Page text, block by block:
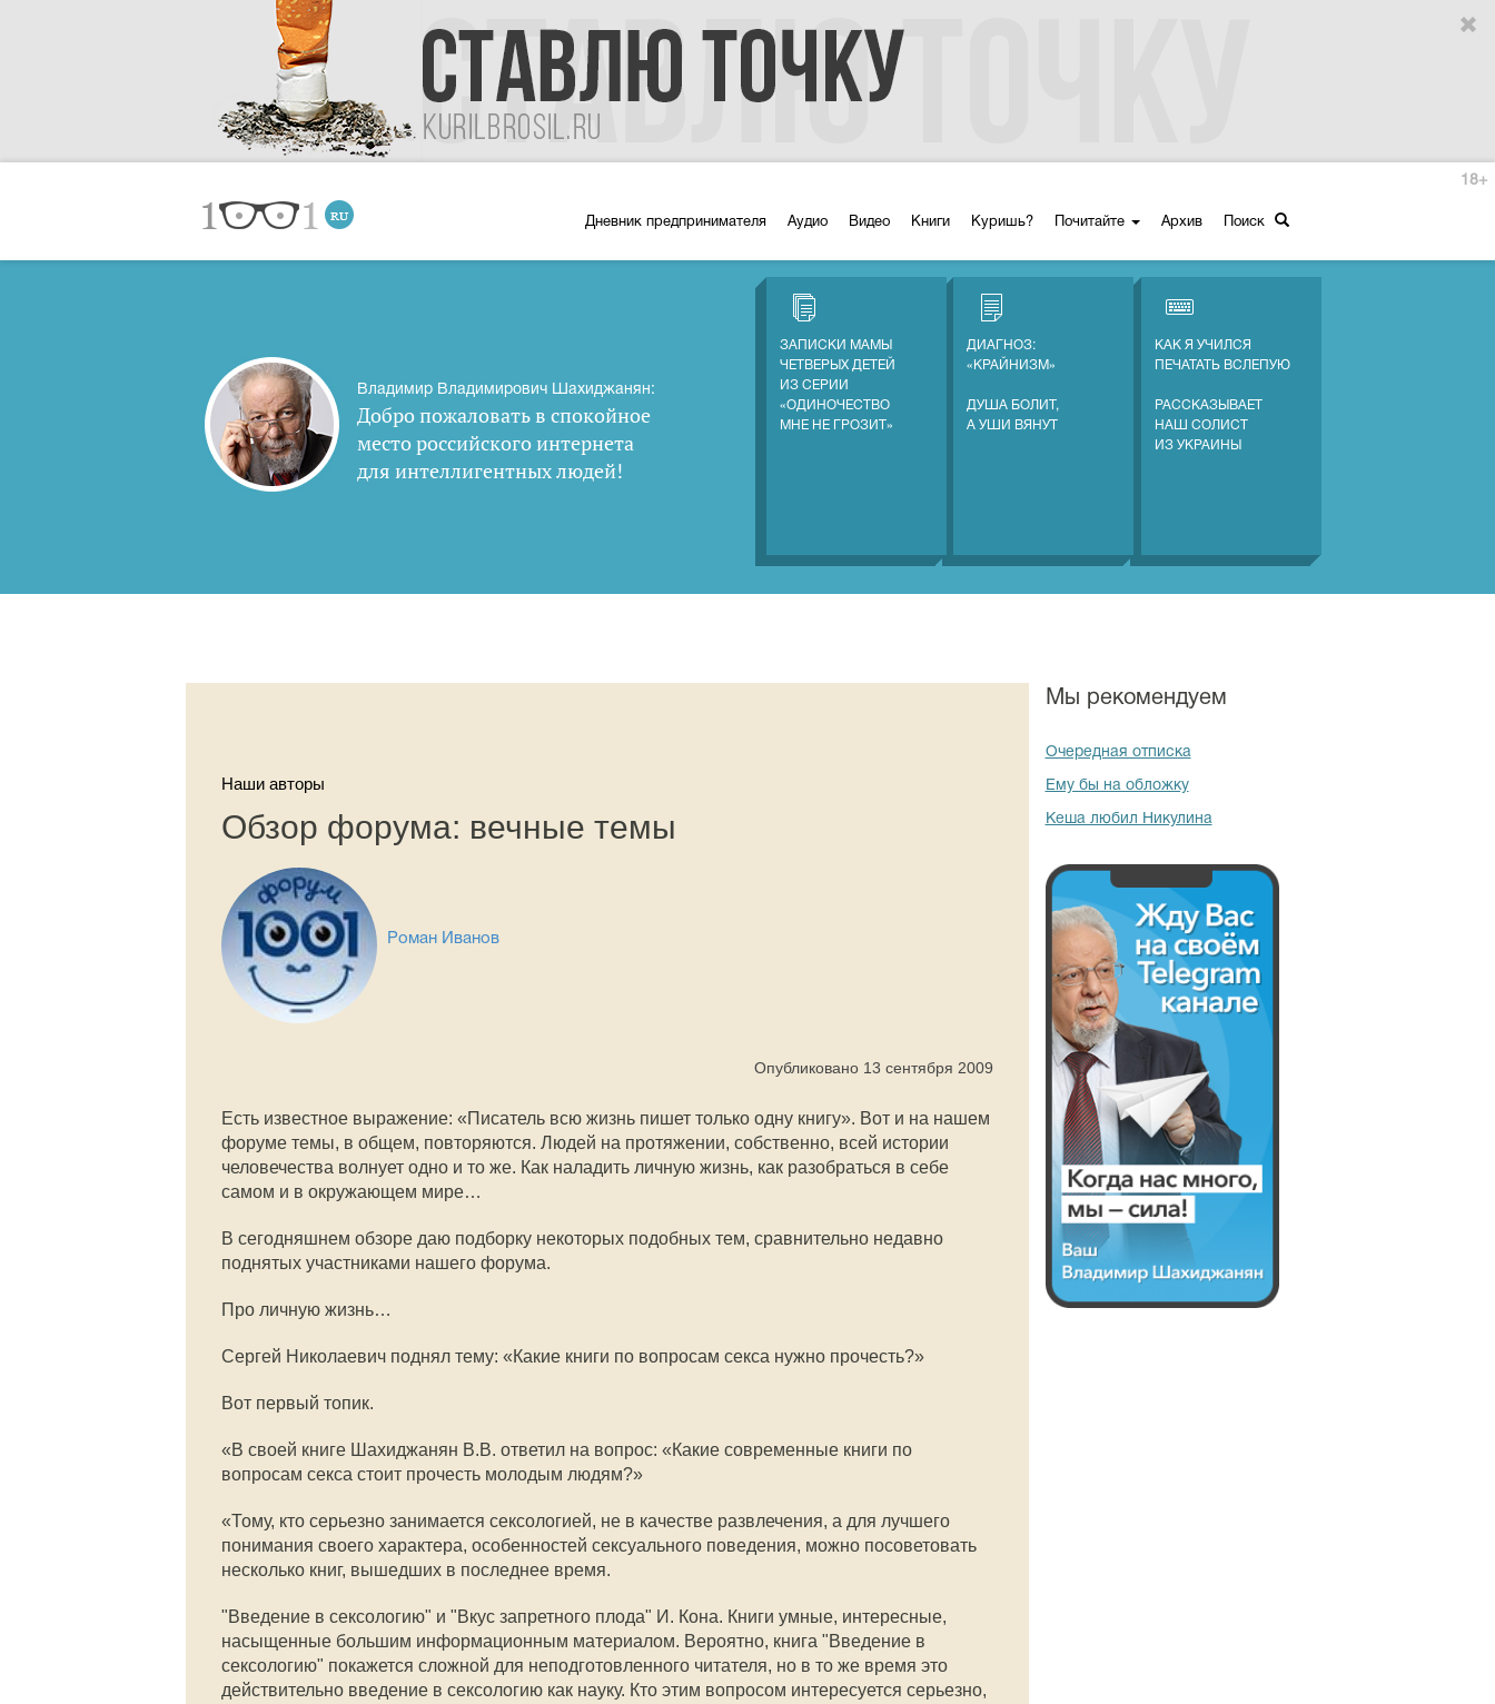
Дневник предпринимателя Аудио Видео Книги Куришь? Почитайте Архив Поиск
18+
Владимир Владимирович Шахиджанян:
Добро пожаловать в спокойное
место российского интернета
для интеллигентных людей!
ЗАПИСКИ МАМЫ
ЧЕТВЕРЫХ ДЕТЕЙ
ИЗ СЕРИИ
«ОДИНОЧЕСТВО
МНЕ НЕ ГРОЗИТ»
ДИАГНОЗ:
«КРАЙНИЗМ»
ДУША БОЛИТ,
А УШИ ВЯНУТ
КАК Я УЧИЛСЯ
ПЕЧАТАТЬ ВСЛЕПУЮ
РАССКАЗЫВАЕТ
НАШ СОЛИСТ
ИЗ УКРАИНЫ
Наши авторы
Обзор форума: вечные темы
Роман Иванов
Опубликовано 13 сентября 2009
Есть известное выражение: «Писатель всю жизнь пишет только одну книгу». Вот и на нашем
форуме темы, в общем, повторяются. Людей на протяжении, собственно, всей истории
человечества волнует одно и то же. Как наладить личную жизнь, как разобраться в себе
самом и в окружающем мире…
В сегодняшнем обзоре даю подборку некоторых подобных тем, сравнительно недавно
поднятых участниками нашего форума.
Про личную жизнь…
Сергей Николаевич поднял тему: «Какие книги по вопросам секса нужно прочесть?»
Вот первый топик.
«В своей книге Шахиджанян В.В. ответил на вопрос: «Какие современные книги по
вопросам секса стоит прочесть молодым людям?»
«Тому, кто серьезно занимается сексологией, не в качестве развлечения, а для лучшего
понимания своего характера, особенностей сексуального поведения, можно посоветовать
несколько книг, вышедших в последнее время.
"Введение в сексологию" и "Вкус запретного плода" И. Кона. Книги умные, интересные,
насыщенные большим информационным материалом. Вероятно, книга "Введение в
сексологию" покажется сложной для неподготовленного читателя, но в то же время это
действительно введение в сексологию как науку. Кто этим вопросом интересуется серьезно,
Мы рекомендуем
Очередная отписка
Ему бы на обложку
Кеша любил Никулина